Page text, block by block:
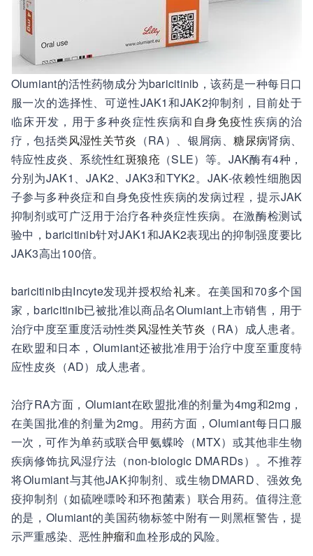
Olumiant的活性药物成分为baricitinib，该药是一种每日口
服一次的选择性、可逆性JAK1和JAK2抑制剂，目前处于
临床开发，用于多种炎症性疾病和 自身免疫性疾病的治
疗，包括类风湿性关节炎 （RA）、银屑病、糖尿病肾病、
特应性皮炎、系统性红斑狼疮 （SLE）等。JAK酶有4种，
分别为JAK1、JAK2、JAK3和TYK2。JAK-依赖性细胞因
子参与多种炎症和自身免疫性疾病的发病过程，提示JAK
抑制剂或可广泛用于治疗各种炎症性疾病。在激酶检测试
验中，baricitinib针对JAK1和JAK2表现出的抑制强度要比
JAK3高出100倍。
baricitinib由Incyte发现并授权给礼来。在美国和70多个国
家，baricitinib已被批准以商品名Olumiant上市销售，用于
治疗中度至重度活动性类风湿性关节炎 （RA）成人患者。
在欧盟和日本，Olumiant还被批准用于治疗中度至重度特
应性皮炎（AD）成人患者。
治疗RA方面，Olumiant在欧盟批准的剂量为4mg和2mg，
在美国批准的剂量为2mg。用药方面，Olumiant每日口服
一次，可作为单药或联合甲氨蝶呤（MTX）或其他非生物
疾病修饰抗风湿疗法（non-biologic DMARDs）。不推荐
将Olumiant与其他JAK抑制剂、或生物DMARD、强效免
疫抑制剂（如硫唑嘌呤和环孢菌素）联合用药。值得注意
的是，Olumiant的美国药物标签中附有一则黑框警告，提
示严重感染、恶性肿瘤和血栓形成的风险。